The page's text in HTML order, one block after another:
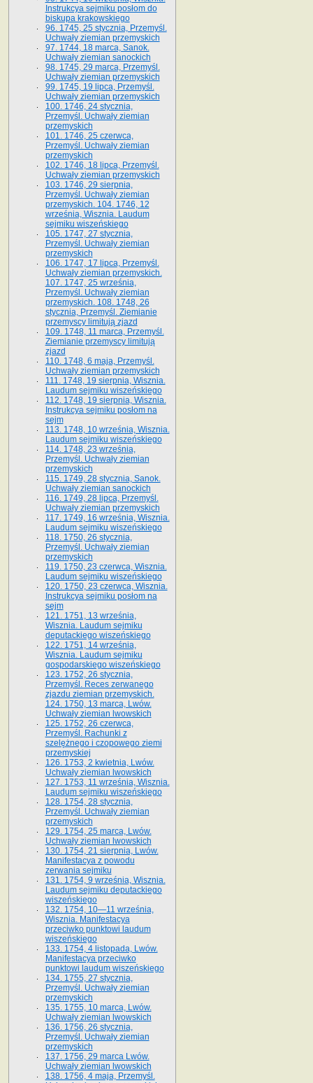
Instrukcya sejmiku posłom do
biskupa krakowskiego
96. 1745, 25 stycznia, Przemyśl.
Uchwały ziemian przemyskich
97. 1744, 18 marca, Sanok.
Uchwały ziemian sanockich
98. 1745, 29 marca, Przemyśl.
Uchwały ziemian przemyskich
99. 1745, 19 lipca, Przemyśl.
Uchwały ziemian przemyskich
100. 1746, 24 stycznia,
Przemyśl. Uchwały ziemian
przemyskich
101. 1746, 25 czerwca,
Przemyśl. Uchwały ziemian
przemyskich
102. 1746, 18 lipca, Przemyśl.
Uchwały ziemian przemyskich
103. 1746, 29 sierpnia,
Przemyśl. Uchwały ziemian
przemyskich. 104. 1746, 12
września, Wisznia. Laudum
sejmiku wiszeńskiego
105. 1747, 27 stycznia,
Przemyśl. Uchwały ziemian
przemyskich
106. 1747, 17 lipca, Przemyśl.
Uchwały ziemian przemyskich.
107. 1747, 25 września,
Przemyśl. Uchwały ziemian
przemyskich. 108. 1748, 26
stycznia, Przemyśl. Ziemianie
przemyscy limitują zjazd
109. 1748, 11 marca, Przemyśl.
Ziemianie przemyscy limitują
zjazd
110. 1748, 6 maja, Przemyśl.
Uchwały ziemian przemyskich
111. 1748, 19 sierpnia, Wisznia.
Laudum sejmiku wiszeńskiego
112. 1748, 19 sierpnia, Wisznia.
Instrukcya sejmiku posłom na
sejm
113. 1748, 10 września, Wisznia.
Laudum sejmiku wiszeńskiego
114. 1748, 23 września,
Przemyśl. Uchwały ziemian
przemyskich
115. 1749, 28 stycznia, Sanok.
Uchwały ziemian sanockich
116. 1749, 28 lipca, Przemyśl.
Uchwały ziemian przemyskich
117. 1749, 16 września, Wisznia.
Laudum sejmiku wiszeńskiego
118. 1750, 26 stycznia,
Przemyśl. Uchwały ziemian
przemyskich
119. 1750, 23 czerwca, Wisznia.
Laudum sejmiku wiszeńskiego
120. 1750, 23 czerwca, Wisznia.
Instrukcya sejmiku posłom na
sejm
121. 1751, 13 września,
Wisznia. Laudum sejmiku
deputackiego wiszeńskiego
122. 1751, 14 września,
Wisznia. Laudum sejmiku
gospodarskiego wiszeńskiego
123. 1752, 26 stycznia,
Przemyśl. Reces zerwanego
zjazdu ziemian przemyskich.
124. 1750, 13 marca, Lwów.
Uchwały ziemian lwowskich
125. 1752, 26 czerwca,
Przemyśl. Rachunki z
szelężnego i czopowego ziemi
przemyskiej
126. 1753, 2 kwietnia, Lwów.
Uchwały ziemian lwowskich
127. 1753, 11 września, Wisznia.
Laudum sejmiku wiszeńskiego
128. 1754, 28 stycznia,
Przemyśl. Uchwały ziemian
przemyskich
129. 1754, 25 marca, Lwów.
Uchwały ziemian lwowskich
130. 1754, 21 sierpnia, Lwów.
Manifestacya z powodu
zerwania sejmiku
131. 1754, 9 września, Wisznia.
Laudum sejmiku deputackiego
wiszeńskiego
132. 1754, 10—11 września,
Wisznia. Manifestacya
przeciwko punktowi laudum
wiszeńskiego
133. 1754, 4 listopada, Lwów.
Manifestacya przeciwko
punktowi laudum wiszeńskiego
134. 1755, 27 stycznia,
Przemyśl. Uchwały ziemian
przemyskich
135. 1755, 10 marca, Lwów.
Uchwały ziemian lwowskich
136. 1756, 26 stycznia,
Przemyśl. Uchwały ziemian
przemyskich
137. 1756, 29 marca Lwów.
Uchwały ziemian lwowskich
138. 1756, 4 maja, Przemyśl.